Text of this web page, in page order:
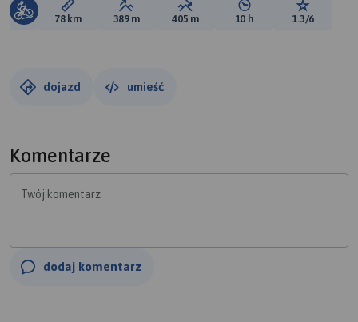
Długość trasy:
78 km Suma przewyższeń:
389 m Suma spadków:
405 m Średni czas potrzebny
10 h Ocena
1.3/6
dojazd umieść
Komentarze
Twój komentarz
dodaj komentarz